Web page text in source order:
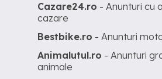
Cazare24.ro - Anunturi cu
cazare
Bestbike.ro - Anunturi
Animalutul.ro - Anunturi
animale